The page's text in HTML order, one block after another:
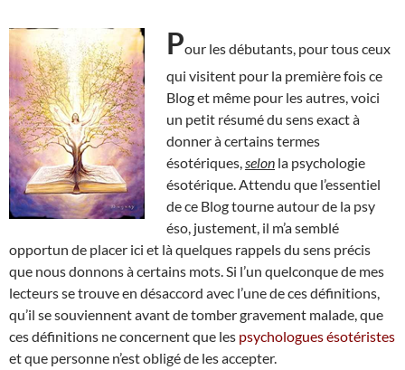
Pour les débutants, pour tous ceux
qui visitent pour la première fois ce
Blog et même pour les autres, voici
un petit résumé du sens exact à
donner à certains termes
ésotériques, selon la psychologie
ésotérique. Attendu que l’essentiel
de ce Blog tourne autour de la psy
éso, justement, il m’a semblé
opportun de placer ici et là quelques rappels du sens précis
que nous donnons à certains mots. Si l’un quelconque de mes
lecteurs se trouve en désaccord avec l’une de ces définitions,
qu’il se souviennent avant de tomber gravement malade, que
ces définitions ne concernent que les psychologues ésotéristes
et que personne n’est obligé de les accepter.